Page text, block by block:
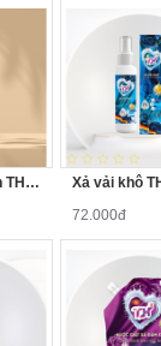
Nước Lau Sàn TH 1L-Hương Ly,Nắp Đỏ
72.000đ